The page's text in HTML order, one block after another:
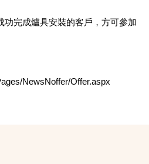
功完成爐具安裝的客戶，方可參加
NewsNoffer/Offer.aspx